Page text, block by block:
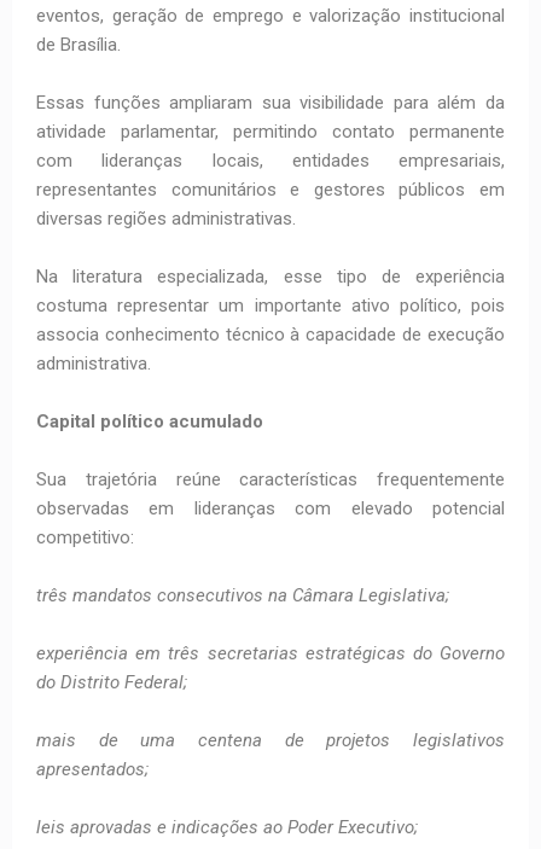
eventos, geração de emprego e valorização institucional
de Brasília.
Essas funções ampliaram sua visibilidade para além da
atividade parlamentar, permitindo contato permanente
com lideranças locais, entidades empresariais,
representantes comunitários e gestores públicos em
diversas regiões administrativas.
Na literatura especializada, esse tipo de experiência
costuma representar um importante ativo político, pois
associa conhecimento técnico à capacidade de execução
administrativa.
Capital político acumulado
Sua trajetória reúne características frequentemente
observadas em lideranças com elevado potencial
competitivo:
três mandatos consecutivos na Câmara Legislativa;
experiência em três secretarias estratégicas do Governo
do Distrito Federal;
mais de uma centena de projetos legislativos
apresentados;
leis aprovadas e indicações ao Poder Executivo;